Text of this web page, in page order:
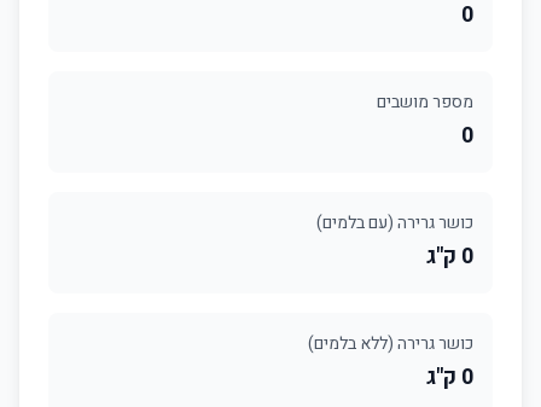
0
מספר מושבים
0
כושר גרירה (עם בלמים)
0 ק"ג
כושר גרירה (ללא בלמים)
0 ק"ג